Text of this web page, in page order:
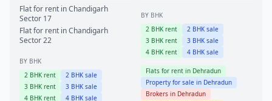
Flat for rent inChandigarh
Sector 17
Flat for rent inChandigarh
Sector 22
BY BHK
2 BHK rent 2 BHK sale
3 BHK rent 3 BHK sale
4 BHK rent 4 BHK sale
BY BHK
2 BHK rent 2 BHK sale
3 BHK rent 3 BHK sale
4 BHK rent 4 BHK sale
Flats for rent in Dehradun
Property for sale in Dehradun
Brokers in Dehradun